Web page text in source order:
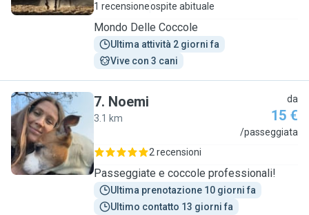
1 recensioneospite abituale
Mondo Delle Coccole
Ultima attività 2 giorni fa
Vive con 3 cani
N
7. Noemi
3.1 km
da
15 €
/passeggiata
2 recensioni
Passeggiate e coccole professionali!
Ultima prenotazione 10 giorni fa
Ultimo contatto 13 giorni fa